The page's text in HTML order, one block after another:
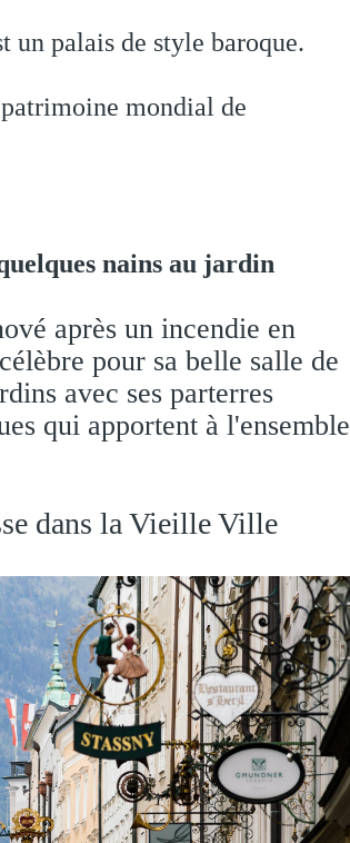
un palais de style baroque.
mondial de
nains au jardin
après un incendie en
pour sa belle salle de
avec ses parterres
qui apportent à l'ensemble
dans la Vieille Ville